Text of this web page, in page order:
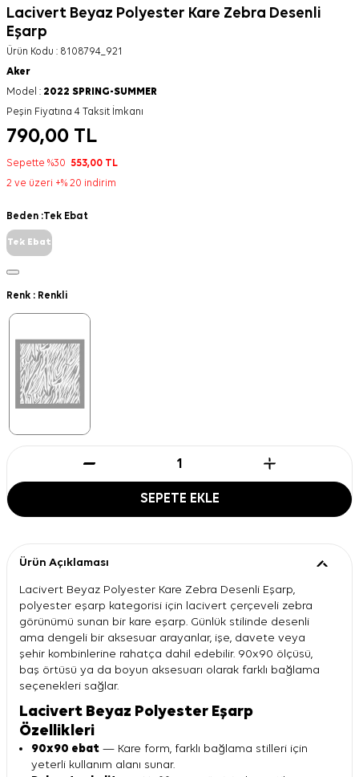
Lacivert Beyaz Polyester Kare Zebra Desenli
Eşarp
Ürün Kodu : 8108794_921
Aker
Model : 2022 SPRING-SUMMER
Peşin Fiyatına 4 Taksit İmkanı
790,00 TL
Sepette %30 553,00 TL
2 ve üzeri +% 20 indirim
Beden :Tek Ebat
Tek Ebat
Renk : Renkli
SEPETE EKLE
Ürün Açıklaması
Lacivert Beyaz Polyester Kare Zebra Desenli Eşarp,
polyester eşarp kategorisi için lacivert çerçeveli zebra
görünümü sunan bir kare eşarp. Günlük stilinde desenli
ama dengeli bir aksesuar arayanlar, işe, davete veya
şehir kombinlerine rahatça dahil edebilir. 90x90 ölçüsü,
baş örtüsü ya da boyun aksesuarı olarak farklı bağlama
seçenekleri sağlar.
Lacivert Beyaz Polyester Eşarp
Özellikleri
90x90 ebat — Kare form, farklı bağlama stilleri için
yeterli kullanım alanı sunar.